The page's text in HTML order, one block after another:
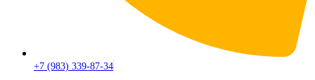
+7 (983) 339-87-34